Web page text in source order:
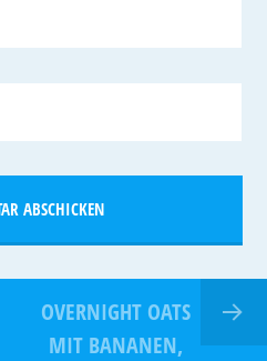
OVERNIGHT OATS
MIT BANANEN,